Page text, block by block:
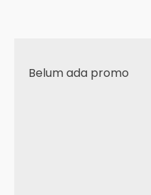
Belum ada promo